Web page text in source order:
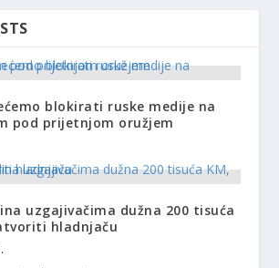
blokirati ruske medije na
pod prijetnjom oružjem
uzgajivačima dužna 200 tisuća
hladnjaču